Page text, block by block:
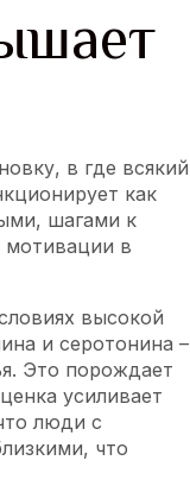
в где всякий
как
шагами к
мотивации в
высокой
и серотонина –
Это порождает
усиливает
люди с
что